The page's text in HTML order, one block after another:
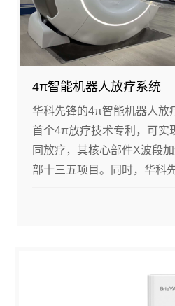
4π智能机器人放疗系统
华科先锋的4π智能机器人放
首个4π放疗技术专利，可实
同放疗，其核心部件X波段
部十三五项目。同时，华科